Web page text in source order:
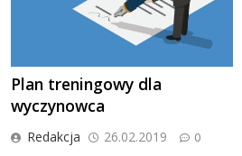
Plan treningowy dla
wyczynowca
Redakcja 26.02.2019 0